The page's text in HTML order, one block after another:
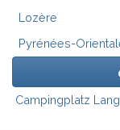
Lozère
Pyrénées-
Campingplatz